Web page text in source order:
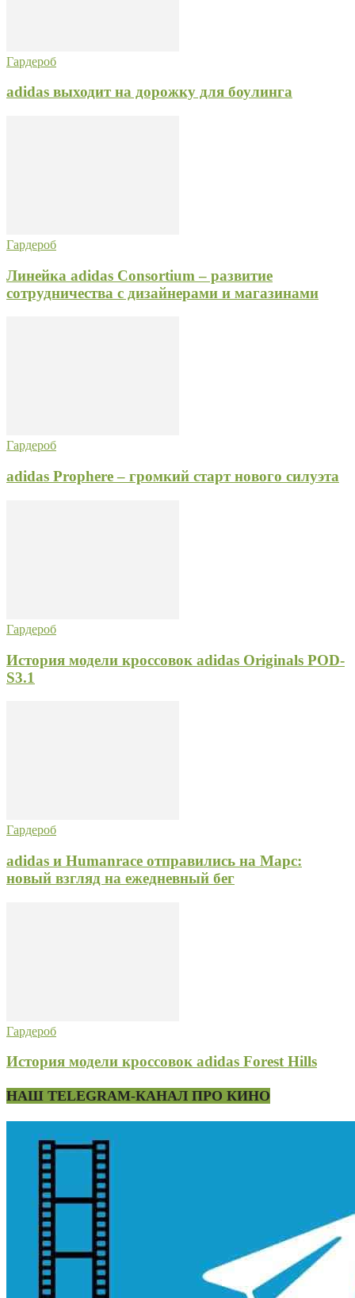
Гардероб
adidas выходит на дорожку для боулинга
Гардероб
Линейка adidas Consortium – развитие
сотрудничества с дизайнерами и магазинами
Гардероб
adidas Prophere – громкий старт нового силуэта
Гардероб
История модели кроссовок adidas Originals POD-
S3.1
Гардероб
adidas и Humanrace отправились на Марс:
новый взгляд на ежедневный бег
Гардероб
История модели кроссовок adidas Forest Hills
НАШ TELEGRAM-КАНАЛ ПРО КИНО